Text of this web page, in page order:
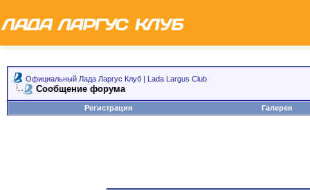
Официальный Лада Ларгус Клуб | Lada Largus Club
Сообщение форума
Регистрация Галерея